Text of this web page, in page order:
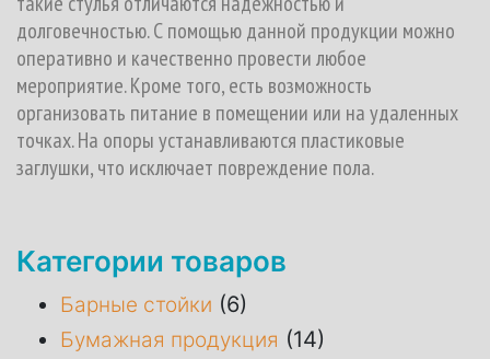
долговечностью. С помощью данной продукции можно
оперативно и качественно провести любое
мероприятие. Кроме того, есть возможность
организовать питание в помещении или на удаленных
точках. На опоры устанавливаются пластиковые
заглушки, что исключает повреждение пола.
Категории товаров
Барные стойки (6)
Бумажная продукция (14)